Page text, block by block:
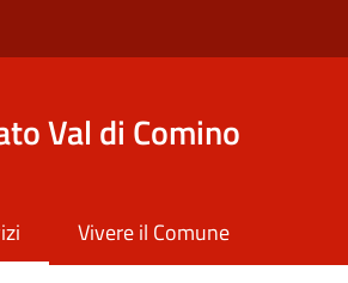
Val di Comino
Vivere il Comune